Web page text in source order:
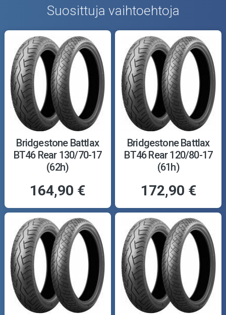
Suosittuja vaihtoehtoja
Bridgestone Battlax
BT46 Rear 130/70-17
(62h)
164,90 €
Bridgestone Battlax
BT46 Rear 120/80-17
(61h)
172,90 €